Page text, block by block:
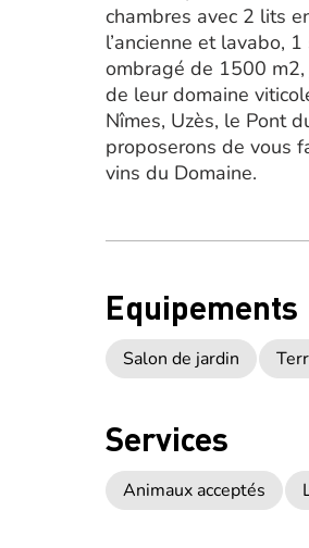
chambres avec 2 lits
l’ancienne et lavabo,
ombragé de 1500
de leur domaine
Nîmes, Uzès, le Pont
proposerons de vous
vins du Domaine.
Equipements
Salon de jardin
Services
Animaux acceptés